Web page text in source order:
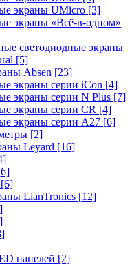
экраны UMicro [3]
экраны «Всё-в-одном»
светодиодные экраны
[5]
Absen [23]
экраны серии iCon [4]
экраны серии N Plus [7]
экраны серии CR [4]
экраны серии А27 [6]
[2]
Leyard [16]
[6]
LianTronics [12]
панелей [2]